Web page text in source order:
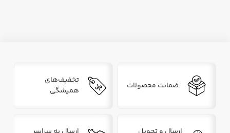
ضمانت محصولات
تخفیف‌های
همیشگی